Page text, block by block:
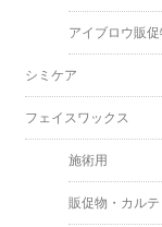
アイブロウ販促
シミケア
フェイスワックス
施術用
販促物・カルテ